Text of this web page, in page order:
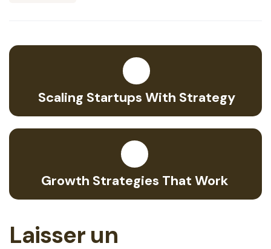
Scaling Startups With Strategy
Growth Strategies That Work
Laisser un